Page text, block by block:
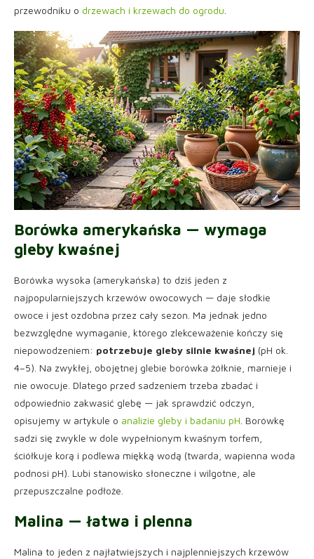
przewodniku o drzewach i krzewach do ogrodu
Borówka amerykańska — wymaga
gleby kwaśnej
Borówka wysoka (amerykańska) to dziś jeden z
najpopularniejszych krzewów owocowych — daje słodkie
owoce i jest ozdobna przez cały sezon. Ma jednak jedno
bezwzględne wymaganie, którego zlekceważenie kończy się
niepowodzeniem: potrzebuje gleby silnie kwaśnej (pH ok.
4–5). Na zwykłej, obojętnej glebie borówka żółknie, marnieje i
nie owocuje. Dlatego przed sadzeniem trzeba zbadać i
odpowiednio zakwasić glebę — jak sprawdzić odczyn,
opisujemy w artykule o analizie gleby i badaniu pH . Borówkę
sadzi się zwykle w dole wypełnionym kwaśnym torfem,
ściółkuje korą i podlewa miękką wodą (twarda, wapienna woda
podnosi pH). Lubi stanowisko słoneczne i wilgotne, ale
przepuszczalne podłoże.
Malina — łatwa i plenna
Malina to jeden z najłatwiejszych i najplenniejszych krzewów